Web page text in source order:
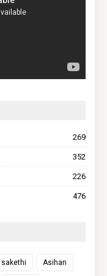
269
352
226
476
sakethi Asihan